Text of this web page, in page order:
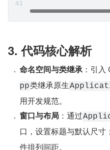
3. 代码核心解析
命名空间与类继承：引入
pp类继承原生
用开发规范。
窗口与布局 ：通过
口，设置标题与默认尺寸
件排列间距。